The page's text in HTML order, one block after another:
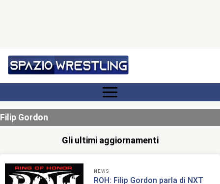
Filip Gordon
Gli ultimi aggiornamenti
NEWS
ROH: Filip Gordon parla di NXT